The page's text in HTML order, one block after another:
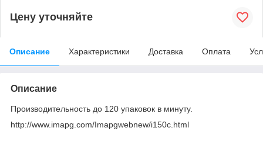
Цену уточняйте
Описание Характеристики Доставка Оплата
Описание
Производительность до 120 упаковок в минуту.
http://www.imapg.com/Imapgwebnew/i150c.html